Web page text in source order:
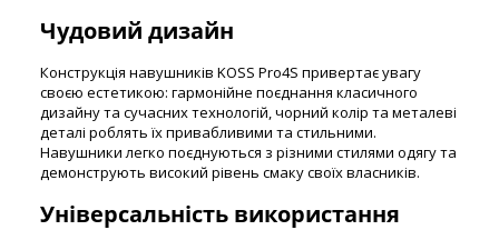
Чудовий дизайн
Конструкція навушників KOSS Pro4S привертає увагу
своєю естетикою: гармонійне поєднання класичного
дизайну та сучасних технологій, чорний колір та металеві
деталі роблять їх привабливими та стильними.
Навушники легко поєднуються з різними стилями одягу та
демонструють високий рівень смаку своїх власників.
Універсальність використання